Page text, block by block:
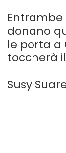
donano
le porta a
toccherà
Susy